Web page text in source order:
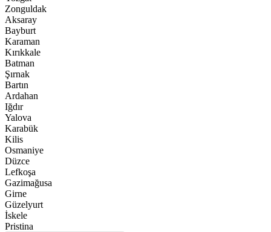
Zonguldak
Aksaray
Bayburt
Karaman
Kırıkkale
Batman
Şırnak
Bartın
Ardahan
Iğdır
Yalova
Karabük
Kilis
Osmaniye
Düzce
Lefkoşa
Gazimağusa
Girne
Güzelyurt
İskele
Pristina